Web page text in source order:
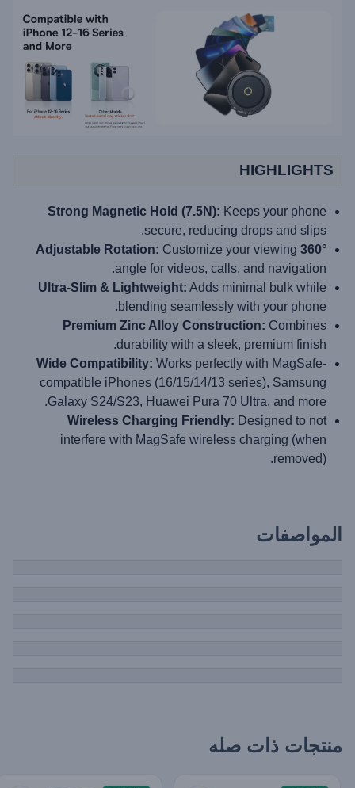
HIGHLIGHTS
Strong Magnetic Hold (7.5N): Keeps your phone
secure, reducing drops and slips.
360° Adjustable Rotation:
Customize your viewing
angle for videos, calls, and navigation.
Ultra-Slim & Lightweight: Adds minimal bulk while
blending seamlessly with your phone.
Premium Zinc Alloy Construction: Combines
durability with a sleek, premium finish.
Wide Compatibility: Works perfectly with MagSafe-
compatible iPhones (16/15/14/13 series), Samsung
Galaxy S24/S23, Huawei Pura 70 Ultra, and more.
Wireless Charging Friendly: Designed to not
interfere with MagSafe wireless charging (when
removed).
المواصفات
منتجات ذات صله